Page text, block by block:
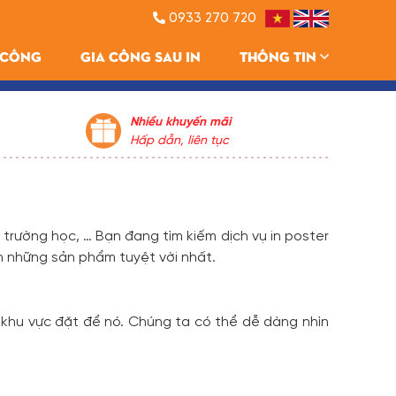
0933 270 720
GIA CÔNG SAU IN THÔNG TIN
Nhiều khuyến mãi
Hấp dẫn, liên tục
học, … Bạn đang tìm kiếm dịch vụ in poster
những sản phẩm tuyệt vời nhất.
vực đặt để nó. Chúng ta có thể dễ dàng nhìn